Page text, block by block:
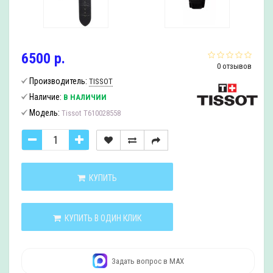
0 отзывов
6500 р.
Производитель: TISSOT
Наличие: В НАЛИЧИИ
Модель: Tissot T610028558
КУПИТЬ
КУПИТЬ В ОДИН КЛИК
Задать вопрос в MAX